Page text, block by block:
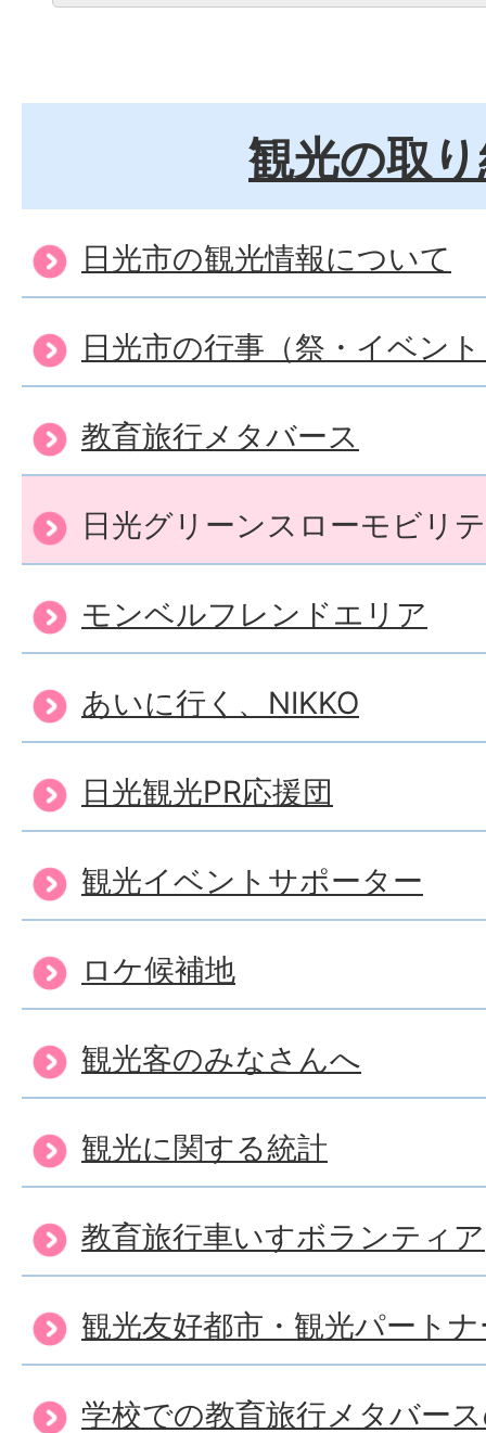
観光の取
日光市の観光情報について
日光市の行事（祭・イベン
教育旅行メタバース
日光グリーンスローモビリ
モンベルフレンドエリア
あいに行く、NIKKO
日光観光PR応援団
観光イベントサポーター
ロケ候補地
観光客のみなさんへ
観光に関する統計
教育旅行車いすボランティア
観光友好都市・観光パート
学校での教育旅行メタバー